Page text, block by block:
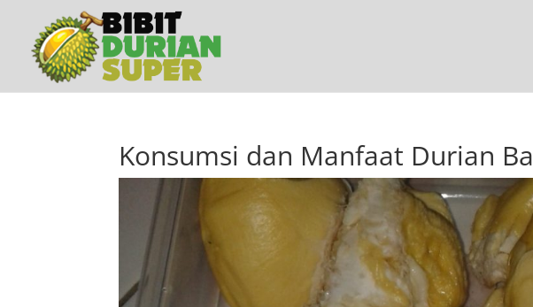
Konsumsi dan Manfaat Durian